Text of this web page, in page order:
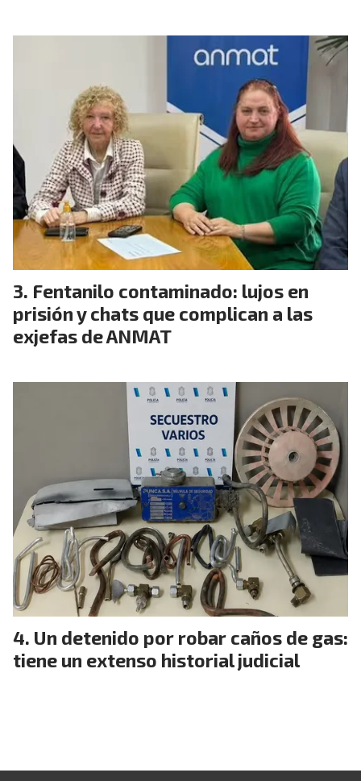
Fentanilo contaminado: lujos en
prisión y chats que complican a las
exjefas de ANMAT
Un detenido por robar caños de gas:
tiene un extenso historial judicial